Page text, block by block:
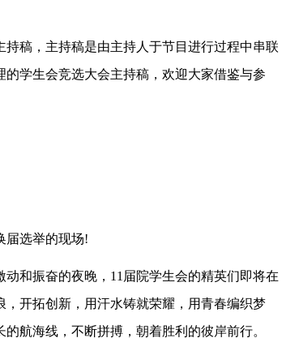
稿，主持稿是由主持人于节目进行过程中串联
学生会竞选大会主持稿，欢迎大家借鉴与参
届选举的现场!
和振奋的夜晚，11届院学生会的精英们即将在
开拓创新，用汗水铸就荣耀，用青春编织梦
航海线，不断拼搏，朝着胜利的彼岸前行。